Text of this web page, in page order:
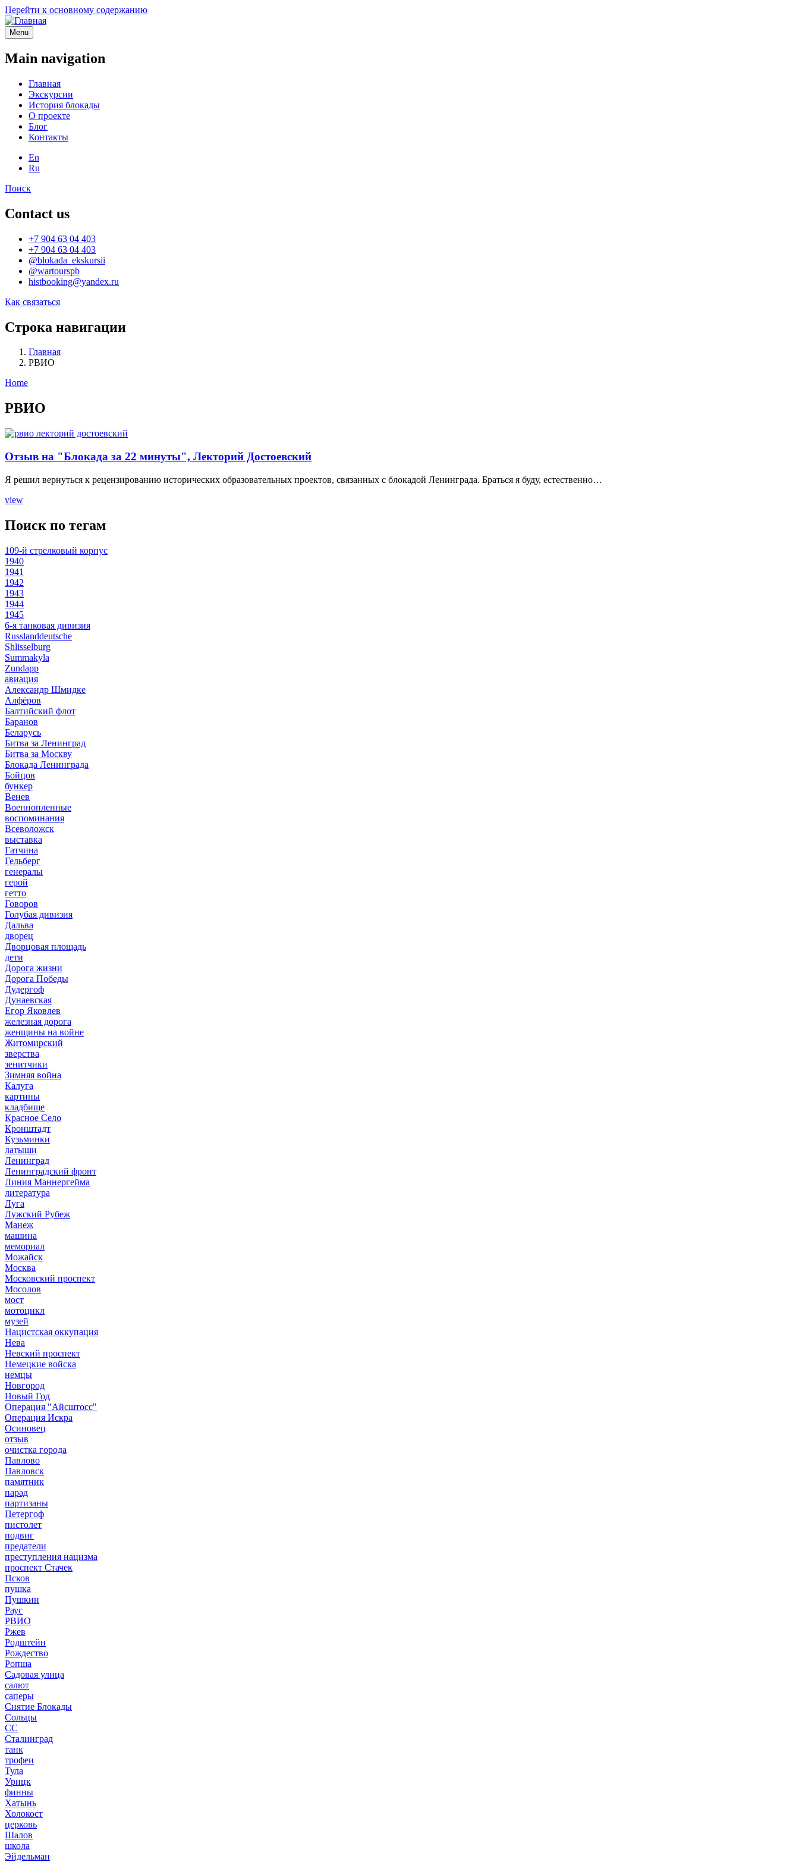
Перейти к основному содержанию
Menu
Main navigation
Главная
Экскурсии
История блокады
О проекте
Блог
Контакты
En
Ru
Поиск
Contact us
+7 904 63 04 403
+7 904 63 04 403
@blokada_ekskursii
@wartourspb
histbooking@yandex.ru
Как связаться
Строка навигации
Главная
РВИО
Home
РВИО
Отзыв на "Блокада за 22 минуты", Лекторий Достоевский
Я решил вернуться к рецензированию исторических образовательных проектов, связанных с блокадой Ленинграда. Браться я буду, естественно…
view
Поиск по тегам
109-й стрелковый корпус
1940
1941
1942
1943
1944
1945
6-я танковая дивизия
Russlanddeutsche
Shlisselburg
Summakyla
Zundapp
авиация
Александр Шмидке
Алфёров
Балтийский флот
Баранов
Беларусь
Битва за Ленинград
Битва за Москву
Блокада Ленинграда
Бойцов
бункер
Венев
Военнопленные
воспоминания
Всеволожск
выставка
Гатчина
Гельберг
генералы
герой
гетто
Говоров
Голубая дивизия
Дальва
дворец
Дворцовая площадь
дети
Дорога жизни
Дорога Победы
Дудергоф
Дунаевская
Егор Яковлев
железная дорога
женщины на войне
Житомирский
зверства
зенитчики
Зимняя война
Калуга
картины
кладбище
Красное Село
Кронштадт
Кузьминки
латыши
Ленинград
Ленинградский фронт
Линия Маннергейма
литература
Луга
Лужский Рубеж
Манеж
машина
мемориал
Можайск
Москва
Московский проспект
Мосолов
мост
мотоцикл
музей
Нацистская оккупация
Нева
Невский проспект
Немецкие войска
немцы
Новгород
Новый Год
Операция "Айсштосс"
Операция Искра
Осиновец
отзыв
очистка города
Павлово
Павловск
памятник
парад
партизаны
Петергоф
пистолет
подвиг
предатели
преступления нацизма
проспект Стачек
Псков
пушка
Пушкин
Раус
РВИО
Ржев
Родштейн
Рождество
Ропша
Садовая улица
салют
саперы
Снятие Блокады
Сольцы
СС
Сталинград
танк
трофеи
Тула
Урицк
финны
Хатынь
Холокост
церковь
Шалов
школа
Эйдельман